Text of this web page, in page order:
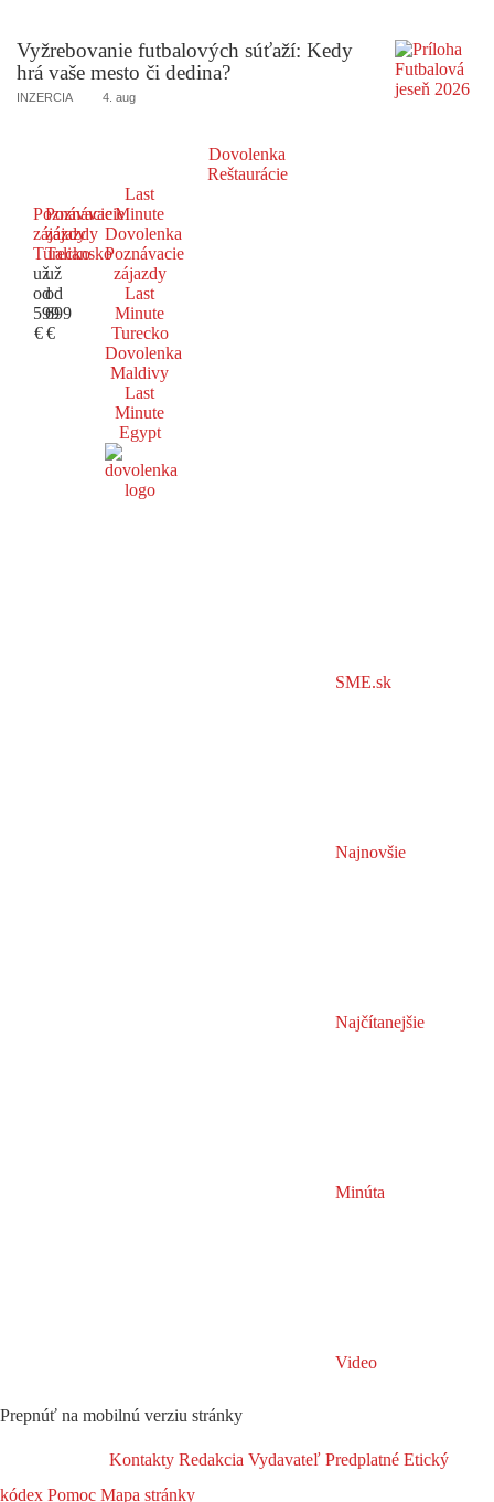
Vyžrebovanie futbalových súťaží: Kedy
hrá vaše mesto či dedina?
INZERCIA 4. aug
Dovolenka
Reštaurácie
Poznávacie
zájazdy
Turecko
už
od
599
€
Poznávacie
zájazdy
Taliansko
už
od
699
€
Last
Minute
Dovolenka
Poznávacie
zájazdy
Last
Minute
Turecko
Dovolenka
Maldivy
Last
Minute
Egypt
SME.sk
Najnovšie
Najčítanejšie
Minúta
Video
Prepnúť na mobilnú verziu stránky
Kontakty Redakcia Vydavateľ Predplatné Etický
kódex Pomoc Mapa stránky